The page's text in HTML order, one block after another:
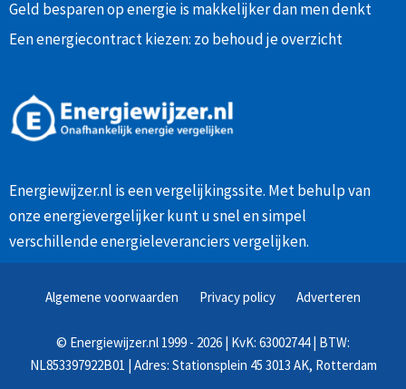
Geld besparen op energie is makkelijker dan men denkt
Een energiecontract kiezen: zo behoud je overzicht
Energiewijzer.nl is een vergelijkingssite. Met behulp van
onzeenergievergelijkerkunt u snel en simpel
verschillende energieleveranciers vergelijken.
Algemene voorwaarden Privacy policy Adverteren
© Energiewijzer.nl 1999 - 2026 | KvK: 63002744 | BTW:
NL853397922B01 | Adres: Stationsplein 45 3013 AK, Rotterdam